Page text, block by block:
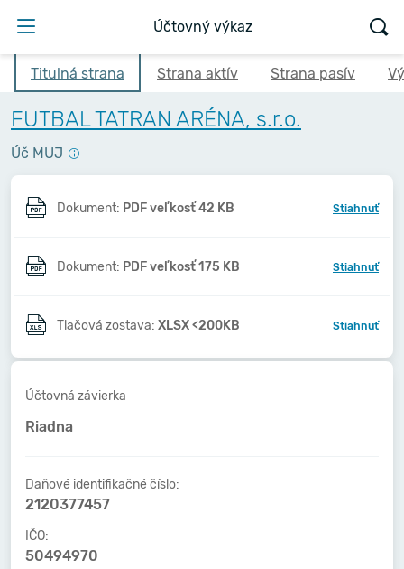
Účtovný výkaz
Titulná strana Strana aktív Strana pasív
FUTBAL TATRAN ARÉNA, s.r.o.
Úč MUJ
Dokument: PDF veľkosť 42 KB Stiahnuť
Dokument: PDF veľkosť 175 KB Stiahnuť
Tlačová zostava: XLSX <200KB Stiahnuť
Účtovná závierka
Riadna
Daňové identifikačné číslo:
2120377457
IČO:
50494970